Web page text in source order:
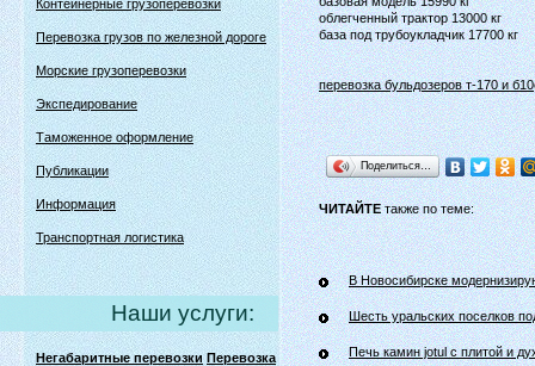
Контейнерные грузоперевозки
Перевозка грузов по железной дороге
Морские грузоперевозки
Экспедирование
Таможенное оформление
Публикации
Информация
Транспортная логистика
Наши услуги:
Негабаритные перевозки Перевозка
облегченный трактор 13000 кг
база под трубоукладчик 17700 кг
перевозка бульдозеров т-170 и б10
Поделиться…
ЧИТАЙТЕтакже по теме:
В Новосибирске
Шесть уральских поселков
Печь камин jotul с плитой и